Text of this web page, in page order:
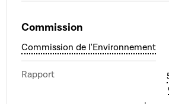
Commission
Commission de l'Environnement
Rapport